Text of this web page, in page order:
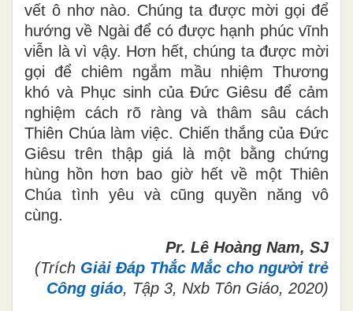
vết ô nhơ nào. Chúng ta được mời gọi để
hướng về Ngài để có được hạnh phúc vĩnh
viễn là vì vậy. Hơn hết, chúng ta được mời
gọi để chiêm ngắm mầu nhiệm Thương
khó và Phục sinh của Đức Giêsu để cảm
nghiệm cách rõ ràng và thâm sâu cách
Thiên Chúa làm việc. Chiến thắng của Đức
Giêsu trên thập giá là một bằng chứng
hùng hồn hơn bao giờ hết về một Thiên
Chúa tình yêu và cũng quyền năng vô
cùng.
Pr. Lê Hoàng Nam, SJ
(Trích Giải Đáp Thắc Mắc cho người trẻ
Công giáo, Tập 3, Nxb Tôn Giáo, 2020)